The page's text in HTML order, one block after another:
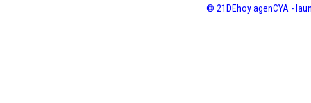
© 21DEhoy agenCYA -